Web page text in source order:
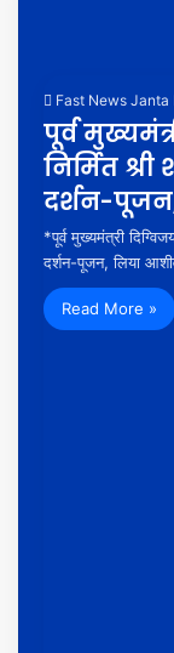
Fast News Janta
पूर्व
निर्मित
दर्शन-पूजन,
*पूर्व मुख्यमंत्री
दर्शन-पूजन, लिया
Read More »